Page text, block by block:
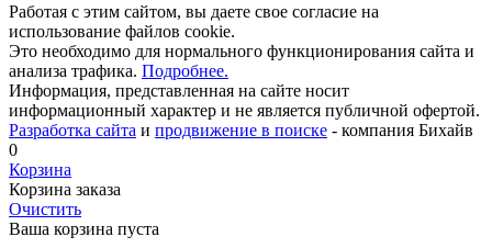
Работая с этим сайтом, вы даете свое согласие на
использование файлов cookie.
Это необходимо для нормального функционирования сайта и
анализа трафика. Подробнее.
Информация, представленная на сайте носит
информационный характер и не является публичной офертой.
Разработка сайта и продвижение в поиске - компания Бихайв
0
Корзина
Корзина заказа
Очистить
Ваша корзина пуста